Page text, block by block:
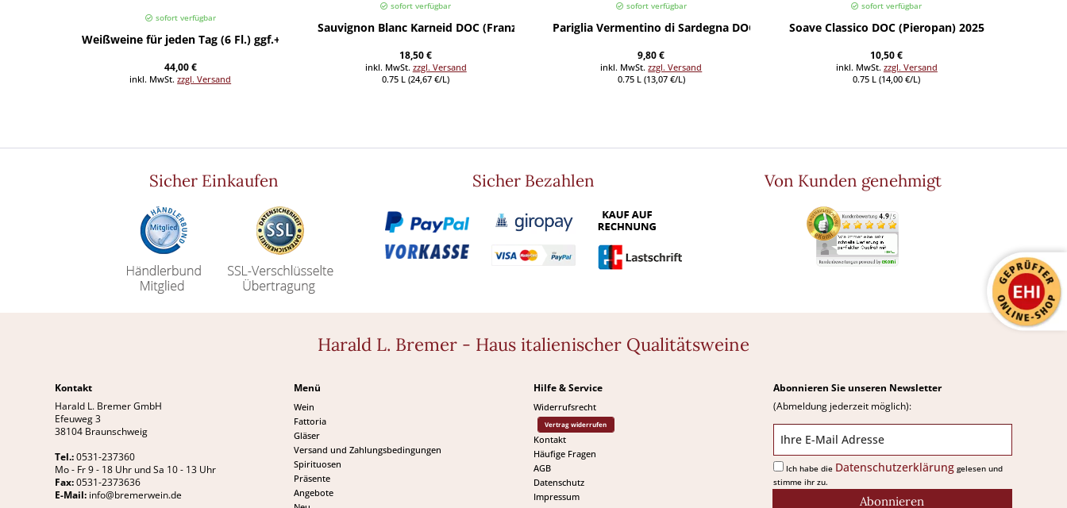
sofort verfügbar
Weißweine für jeden Tag (6 Fl.) ggf.+Fracht
44,00 €
inkl. MwSt.zzgl. Versand
sofort verfügbar
Sauvignon Blanc Karneid DOC (Franz Gojer) 2025
18,50 €
inkl. MwSt. zzgl. Versand
0.75 L (24,67 €/L)
sofort verfügbar
Pariglia Vermentino di Sardegna DOC (Contini) 2025
9,80 €
inkl. MwSt.zzgl. Versand
0.75 L (13,07 €/L)
sofort verfügbar
Soave Classico DOC (Pieropan) 2025
10,50 €
inkl. MwSt. zzgl. Versand
0.75 L (14,00 €/L)
Sicher Einkaufen Sicher Bezahlen Von Kunden genehmigt
Harald L. Bremer - Haus italienischer Qualitätsweine
Kontakt
Harald L. Bremer GmbH
Efeuweg 3
38104 Braunschweig
Tel.:0531-237360
Mo - Fr 9 - 18 Uhr und Sa 10 - 13 Uhr
Fax:0531-2373636
E-Mail: info@bremerwein.de
Menü
Wein
Fattoria
Gläser
Versand und Zahlungsbedingungen
Spirituosen
Präsente
Angebote
Hilfe & Service
Widerrufsrecht
Vertrag widerrufen
Kontakt
Häufige Fragen
AGB
Datenschutz
Impressum
Abonnieren Sie unseren Newsletter
(Abmeldung jederzeit möglich):
Ich habe die Datenschutzerklärunggelesen und
stimme ihr zu.
Abonnieren